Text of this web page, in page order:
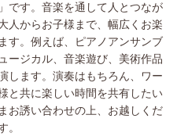
です。音楽を通して人とつなが
人からお子様まで、幅広くお楽
す。例えば、ピアノアンサンブ
ージカル、音楽遊び、美術作品
します。演奏はもちろん、ワー
と共に楽しい時間を共有したい
お誘い合わせの上、お越しくだ
。